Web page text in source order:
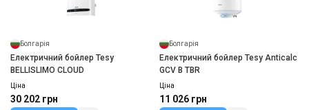
Болгарія
Електричний бойлер Tesy
BELLISLIMO CLOUD
Ціна
30 202 грн
Болгарія
Електричний бойлер Tesy Anticalc
GCV B TBR
Ціна
11 026 грн